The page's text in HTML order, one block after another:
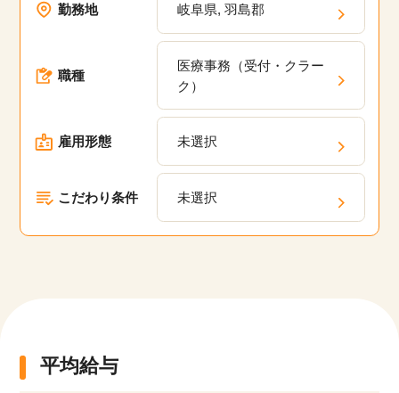
代、50代といった幅広い年齢層が活躍している職
場の求人が多数あります。弊社の派遣・委託現場
においてスキルアップのための研修プログラム
や、キャリアパスの相談、定期的なフィードバッ
クを通じて、あなたのキャリアアップを支援しま
す。
勤務地 岐阜県, 羽島郡
職種
医療事務（受付・クラー
ク）
雇用形態 未選択
こだわり条件 未選択
平均給与
該当件数
9,852 他の条件を選択